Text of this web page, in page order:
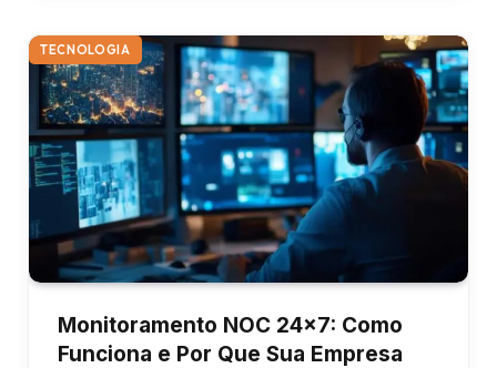
TECNOLOGIA
Monitoramento NOC 24×7: Como
Funciona e Por Que Sua Empresa